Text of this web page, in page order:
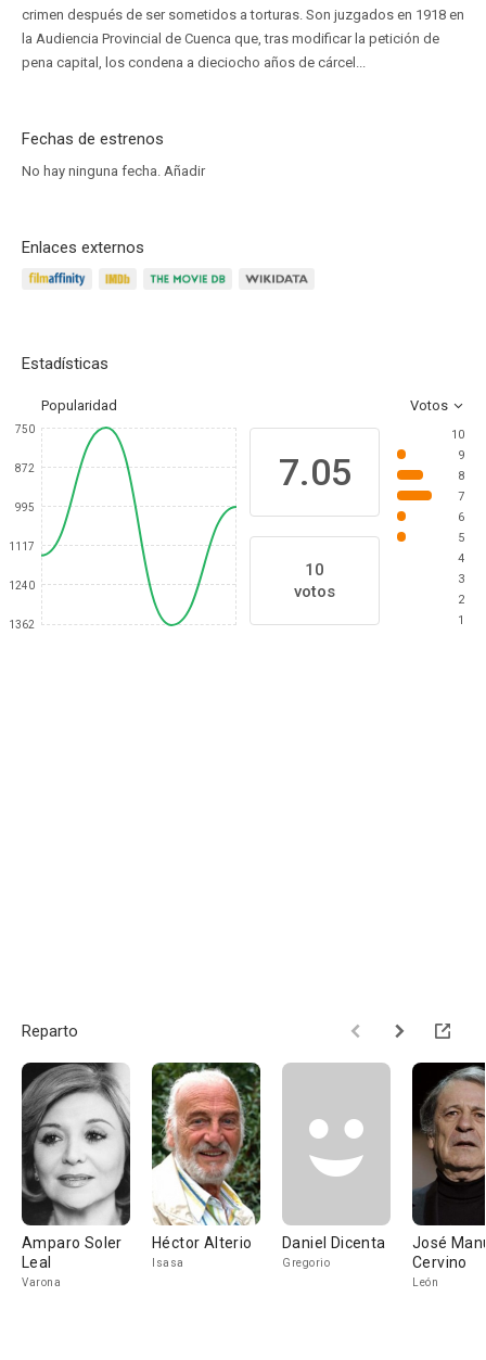
crimen después de ser sometidos a torturas. Son juzgados en 1918 en
la Audiencia Provincial de Cuenca que, tras modificar la petición de
pena capital, los condena a dieciocho años de cárcel...
Fechas de estrenos
No hay ninguna fecha. Añadir
Enlaces externos
Estadísticas
Popularidad Votos
750
872
995
1117
1240
1362
7.05
10
votos
10
9
8
7
6
5
4
3
2
1
Reparto
Amparo Soler
Leal
Varona
Héctor Alterio
Isasa
Daniel Dicenta
Gregorio
José
Cervino
León